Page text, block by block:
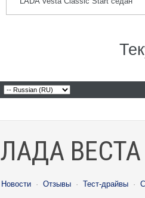
ЛАДА ВЕСТА
Новости · Отзывы · Тест-драйвы ·